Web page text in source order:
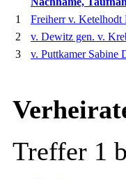
1
Freiherr v. Ketelhodt
2
v. Dewitz gen. v.
3
v. Puttkamer Sabine
Treffer 1